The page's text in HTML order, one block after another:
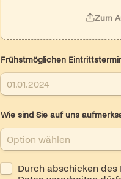
Zum
Frühstmöglichen
Wie sind Sie auf uns
Untitled checkboxes field
Durch abschicken des